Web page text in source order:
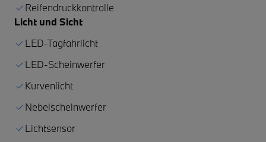
Reifendruckkontrolle
Licht und Sicht
LED-Tagfahrlicht
LED-Scheinwerfer
Kurvenlicht
Nebelscheinwerfer
Lichtsensor